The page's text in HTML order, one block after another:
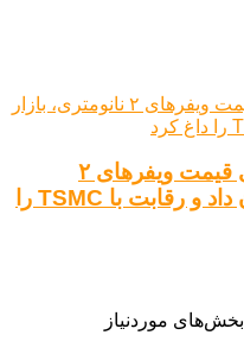
سامسونگ با کاهش ۳۳ درصدی قیمت ویفرهای ۲
نانومتری، بازار تراشه‌ها را تکان داد و رقابت با TSMC را
بخش‌های موردنیاز